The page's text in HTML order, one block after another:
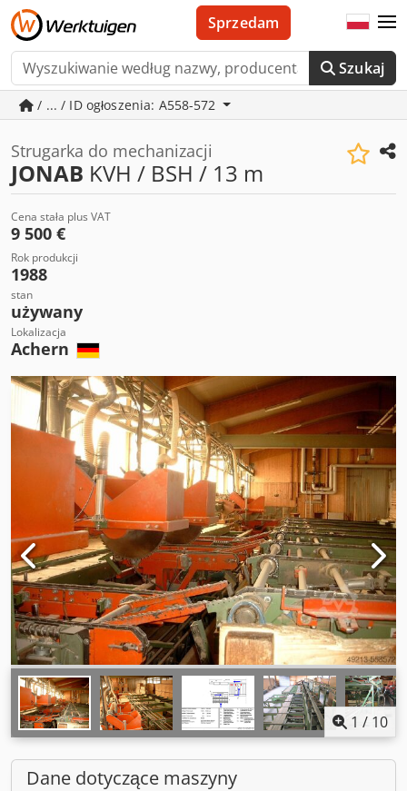
Szukaj
Sprzedam
/ ... / ID ogłoszenia: A558-572
Strugarka do mechanizacji
JONAB KVH / BSH / 13 m
Cena stała plus VAT
9 500 €
Rok produkcji
1988
stan
używany
Lokalizacja
Achern
1 / 10
Dane dotyczące maszyny